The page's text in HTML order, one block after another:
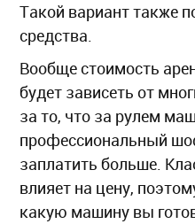
Такой вариант также
средства.
Вообще стоимость
будет зависеть от
за то, что за рулем
профессиональный
заплатить больше.
влияет на цену,
какую машину вы